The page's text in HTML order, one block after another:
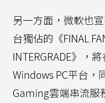
另一方面，微軟也
台獨佔的《FINAL
INTERGRADE》，
Windows PC平台，
Gaming雲端串流服